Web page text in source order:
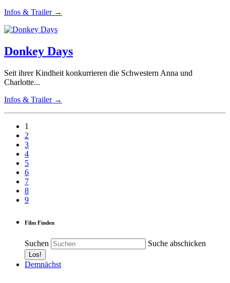
Infos & Trailer →
Donkey Days
Seit ihrer Kindheit konkurrieren die Schwestern Anna und
Charlotte...
Infos & Trailer →
1
2
3
4
5
6
7
8
9
Film Finden
Suchen Suche abschicken
Demnächst